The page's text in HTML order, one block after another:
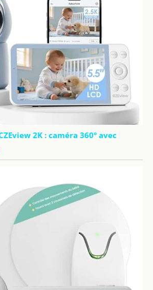
2K : caméra 360° avec